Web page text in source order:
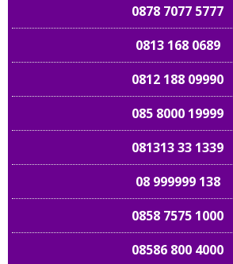
0878 7077 5777
0813 168 0689
0812 188 09990
085 8000 19999
081313 33 1339
08 999999 138
0858 7575 1000
08586 800 4000